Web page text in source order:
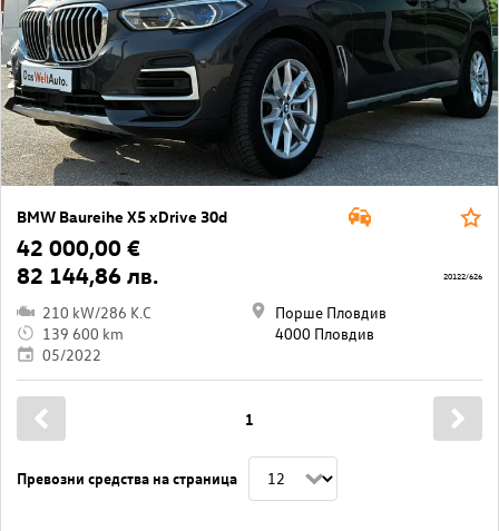
BMW Baureihe X5 xDrive 30d
42 000,00 €
82 144,86 лв.
210 kW/286 K.C
139 600 km
05/2022
Порше Пловдив
4000 Пловдив
20122/626
Превозни средства на страница
1